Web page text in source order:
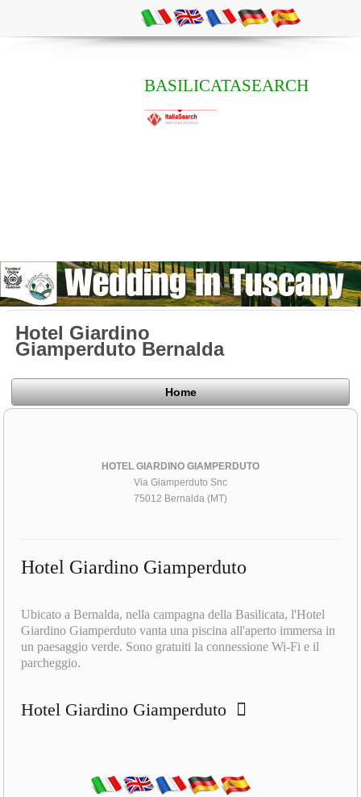
BASILICATASEARCH
Hotel Giardino
Giamperduto Bernalda
Home
HOTEL GIARDINO GIAMPERDUTO
Via Giamperduto Snc
75012 Bernalda (MT)
Hotel Giardino Giamperduto
Ubicato a Bernalda, nella campagna della Basilicata, l'Hotel
Giardino Giamperduto vanta una piscina all'aperto immersa in
un paesaggio verde. Sono gratuiti la connessione Wi-Fi e il
parcheggio.
Hotel Giardino Giamperduto